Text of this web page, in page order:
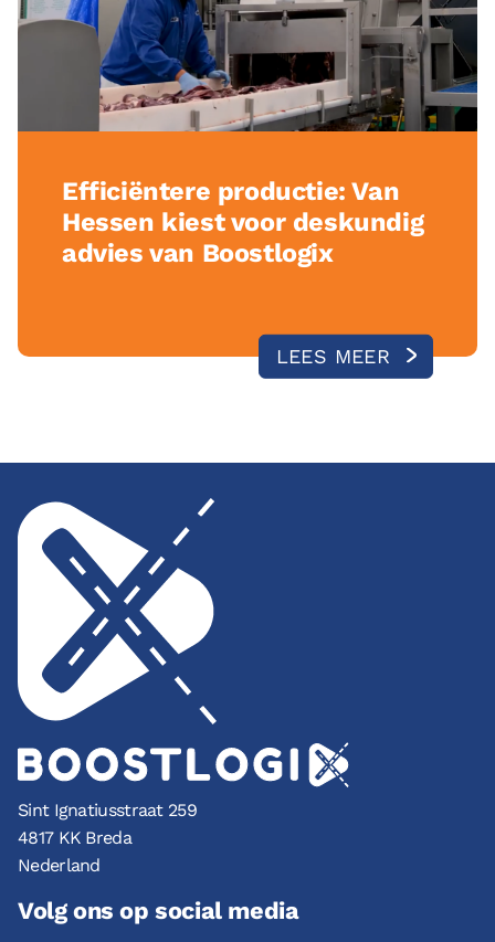
Efficiëntere productie: Van
Hessen kiest voor deskundig
advies van Boostlogix
LEES MEER
Sint Ignatiusstraat 259
4817 KK Breda
Nederland
Volg ons op social media